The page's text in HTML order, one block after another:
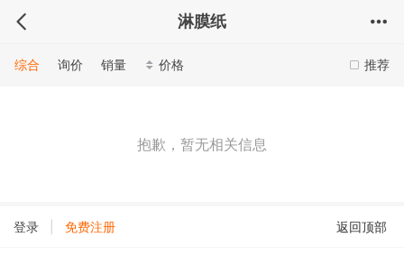
淋膜纸
推荐
综合 询价 销量 价格
抱歉，暂无相关信息
登录 免费注册 返回顶部